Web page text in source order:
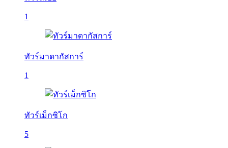
1
ทัวร์มาดากัสการ์
1
ทัวร์เม็กซิโก
5